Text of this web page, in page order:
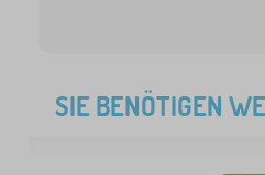
SIE BENÖTIGEN